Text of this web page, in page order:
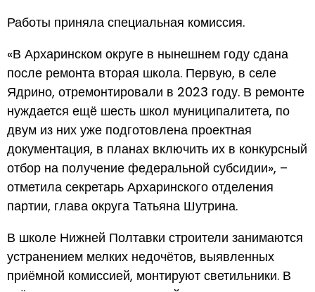
Работы приняла специальная комиссия.
«В Архаринском округе в нынешнем году сдана
после ремонта вторая школа. Первую, в селе
Ядрино, отремонтировали в 2023 году. В ремонте
нуждается ещё шесть школ муниципалитета, по
двум из них уже подготовлена проектная
документация, в планах включить их в конкурсный
отбор на получение федеральной субсидии», –
отметила секретарь Архаринского отделения
партии, глава округа Татьяна Шутрина.
В школе Нижней Полтавки строители занимаются
устранением мелких недочётов, выявленных
приёмной комиссией, монтируют светильники. В